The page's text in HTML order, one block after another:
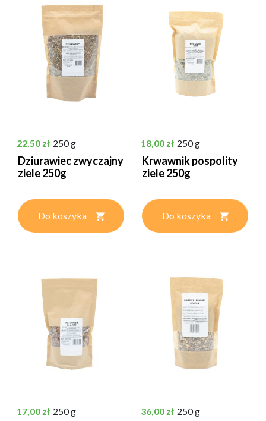
Cena
22,50 zł 250 g
Dziurawiec zwyczajny
ziele 250g
Do koszyka
Cena
18,00 zł 250 g
Krwawnik pospolity
ziele 250g
Do koszyka
Cena
17,00 zł 250 g Cena
36,00 zł 250 g